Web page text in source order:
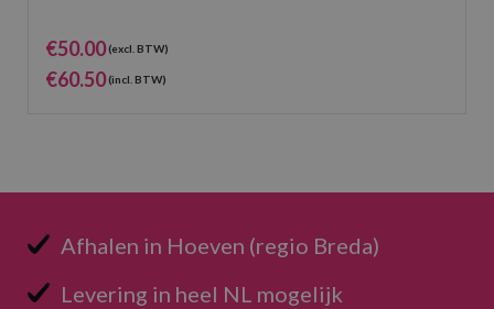
€50.00(excl. BTW)
€60.50(incl. BTW)
Afhalen in Hoeven (regio Breda)
Levering in heel NL mogelijk